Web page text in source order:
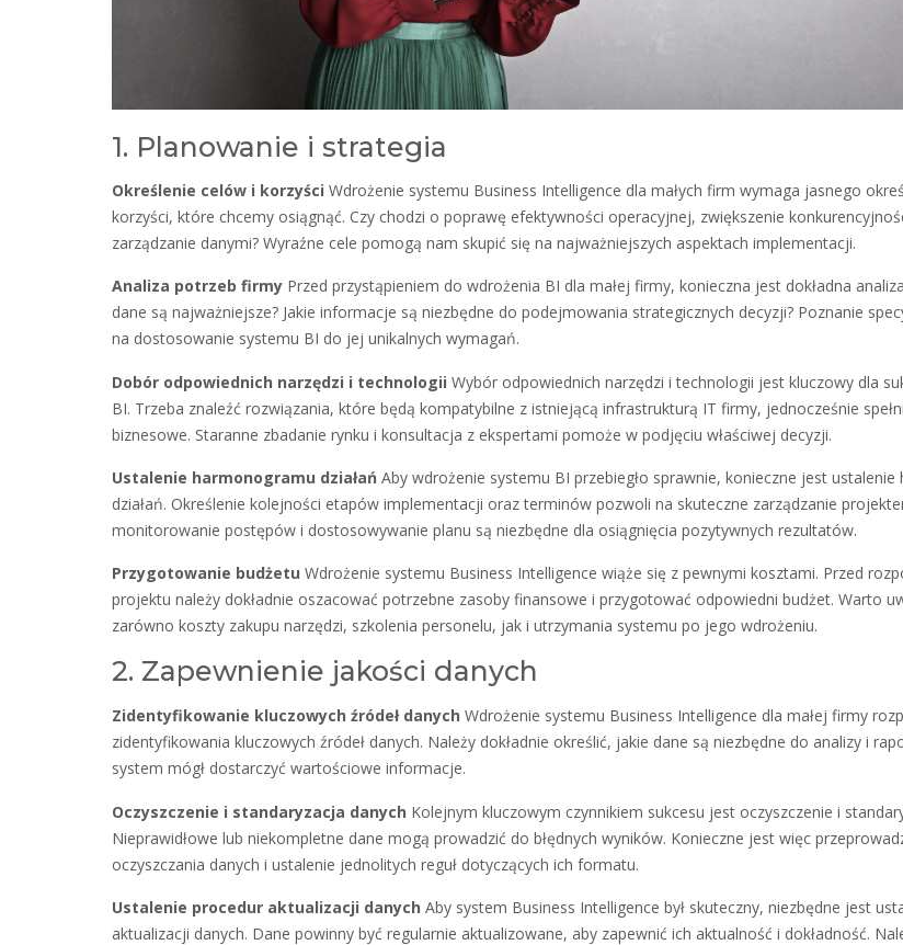
1. Planowanie i strategia
Określenie celów i korzyści Wdrożenie systemu Business Intelligence dla małych firm wymaga jasnego
korzyści, które chcemy osiągnąć. Czy chodzi o poprawę efektywności operacyjnej, zwiększenie
zarządzanie danymi? Wyraźne cele pomogą nam skupić się na najważniejszych aspektach implementacji.
Analiza potrzeb firmy Przed przystąpieniem do wdrożenia BI dla małej firmy, konieczna jest dokładna
dane są najważniejsze? Jakie informacje są niezbędne do podejmowania strategicznych decyzji? Poznanie
na dostosowanie systemu BI do jej unikalnych wymagań.
Dobór odpowiednich narzędzi i technologii Wybór odpowiednich narzędzi i technologii jest kluczowy dla
BI. Trzeba znaleźć rozwiązania, które będą kompatybilne z istniejącą infrastrukturą IT firmy, jednocześnie
biznesowe. Staranne zbadanie rynku i konsultacja z ekspertami pomoże w podjęciu właściwej decyzji.
Ustalenie harmonogramu działań Aby wdrożenie systemu BI przebiegło sprawnie, konieczne jest
działań. Określenie kolejności etapów implementacji oraz terminów pozwoli na skuteczne zarządzanie
monitorowanie postępów i dostosowywanie planu są niezbędne dla osiągnięcia pozytywnych rezultatów.
Przygotowanie budżetu Wdrożenie systemu Business Intelligence wiąże się z pewnymi kosztami. Przed
projektu należy dokładnie oszacować potrzebne zasoby finansowe i przygotować odpowiedni budżet. Warto
zarówno koszty zakupu narzędzi, szkolenia personelu, jak i utrzymania systemu po jego wdrożeniu.
2. Zapewnienie jakości danych
Zidentyfikowanie kluczowych źródeł danych Wdrożenie systemu Business Intelligence dla małej firmy
zidentyfikowania kluczowych źródeł danych. Należy dokładnie określić, jakie dane są niezbędne do analizy i
system mógł dostarczyć wartościowe informacje.
Oczyszczenie i standaryzacja danych Kolejnym kluczowym czynnikiem sukcesu jest oczyszczenie i
Nieprawidłowe lub niekompletne dane mogą prowadzić do błędnych wyników. Konieczne jest więc
oczyszczania danych i ustalenie jednolitych reguł dotyczących ich formatu.
Ustalenie procedur aktualizacji danych Aby system Business Intelligence był skuteczny, niezbędne jest
aktualizacji danych. Dane powinny być regularnie aktualizowane, aby zapewnić ich aktualność i dokładność.